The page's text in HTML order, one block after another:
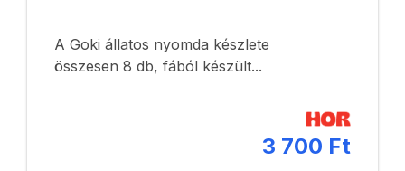
A Goki állatos nyomda készlete
összesen 8 db, fából készült...
3 700 Ft